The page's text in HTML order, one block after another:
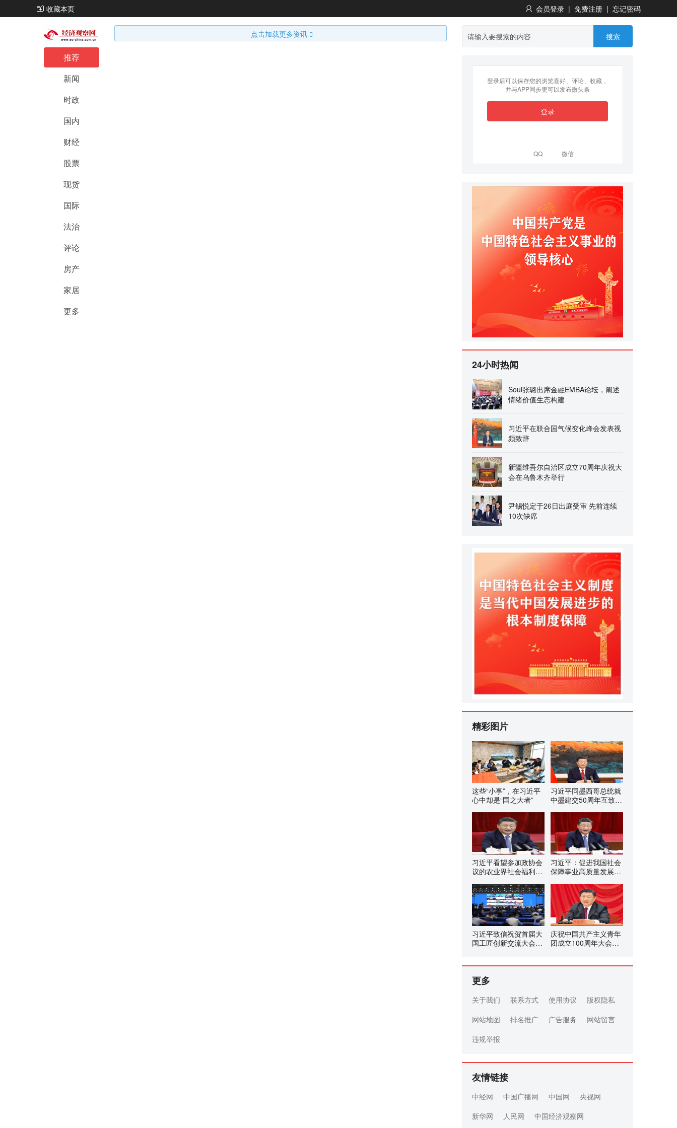
会员登录 | 免费注册 | 忘记密码
收藏本页
推荐
新闻
时政
国内
财经
股票
现货
国际
法治
评论
房产
家居
更多
点击加载更多资讯 搜索
登录后可以保存您的浏览喜好、评论、收藏，
并与APP同步更可以发布微头条
登录
QQ 微信
24小时热闻
Soul张璐出席金融EMBA论坛，阐述
情绪价值生态构建
习近平在联合国气候变化峰会发表视
频致辞
新疆维吾尔自治区成立70周年庆祝大
会在乌鲁木齐举行
尹锡悦定于26日出庭受审 先前连续
10次缺席
精彩图片
这些“小事”，在习近平
心中却是“国之大者”
习近平同墨西哥总统就
中墨建交50周年互致贺
习近平看望参加政协会
议的农业界社会福利和
习近平：促进我国社会
保障事业高质量发展、
习近平致信祝贺首届大
国工匠创新交流大会举
庆祝中国共产主义青年
团成立100周年大会在
更多
关于我们 联系方式 使用协议
版权隐私
网站地图
排名推广 广告服务
网站留言
违规举报
友情链接
中经网 中国广播网 中国网
央视网
新华网
人民网 中国经济观察网